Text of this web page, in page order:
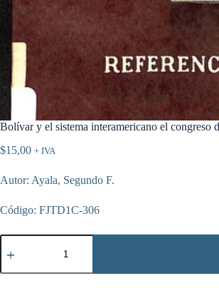
Bolívar y el sistema interamericano el congreso
$15,00 + IVA
Autor: Ayala, Segundo F.
Código: FJTD1C-306
Bolívar
sistema